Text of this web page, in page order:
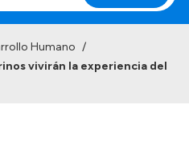
Humano /
vivirán la experiencia del